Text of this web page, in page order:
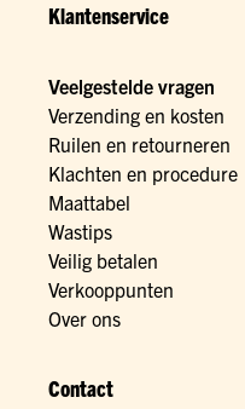
Klantenservice
Veelgestelde vragen
Verzending en kosten
Ruilen en retourneren
Klachten en procedure
Maattabel
Wastips
Veilig betalen
Verkooppunten
Over ons
Contact